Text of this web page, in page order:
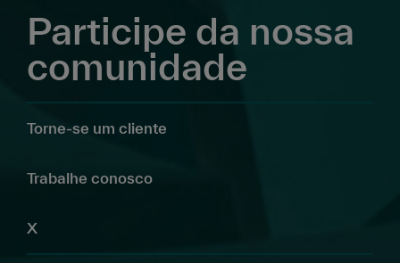
Participe da nossa
comunidade
Torne-se um cliente
Trabalhe conosco
X